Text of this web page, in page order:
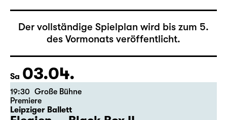
April 2027
Der vollständige Spielplan wird bis zum 5.
des Vormonats veröffentlicht.
Sa 03.04.